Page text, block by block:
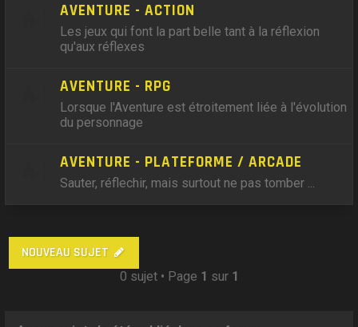
AVENTURE - ACTION
Les jeux qui font la part belle tant à la réflexion
qu'aux réflexes
AVENTURE - RPG
Lorsque l'Aventure est étroitement liée à l'évolution
du personnage
AVENTURE - PLATEFORME / ARCADE
Sauter, réflechir, mais surtout ne pas tomber ...
NOUVEAU SUJET
0 sujet • Page 1 sur 1